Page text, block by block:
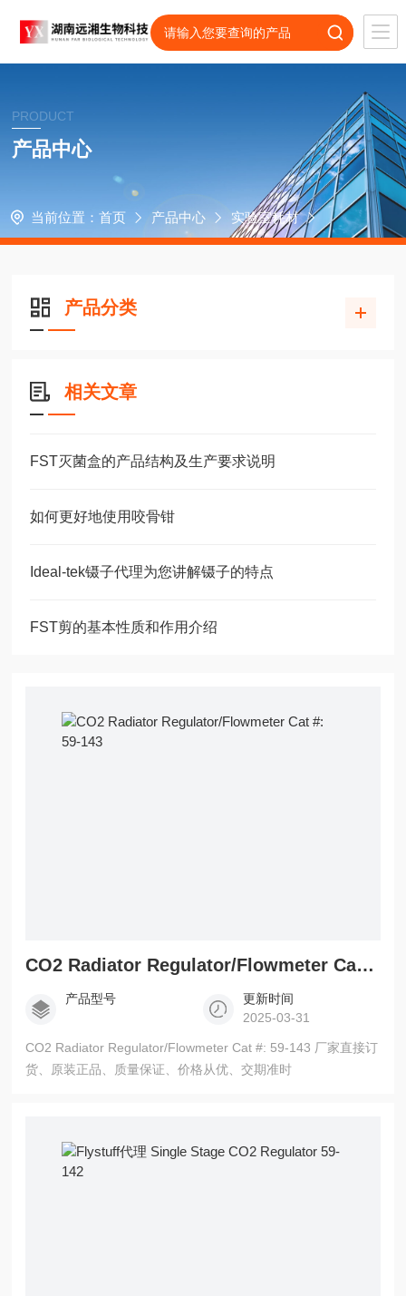
PRODUCT
产品中心
当前位置： 首页 产品中心 实验室耗材
产品分类
相关文章
FST灭菌盒的产品结构及生产要求说明
如何更好地使用咬骨钳
Ideal-tek镊子代理为您讲解镊子的特点
FST剪的基本性质和作用介绍
CO2 Radiator Regulator/Flowmeter Cat #: 59-143
产品型号
更新时间
2025-03-31
CO2 Radiator Regulator/Flowmeter Cat #: 59-143 厂家直接订
货、原装正品、质量保证、价格从优、交期准时